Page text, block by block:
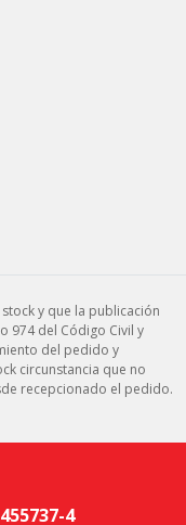
y que la publicación
974 del Código Civil y
del pedido y
circunstancia que no
recepcionado el pedido.
4